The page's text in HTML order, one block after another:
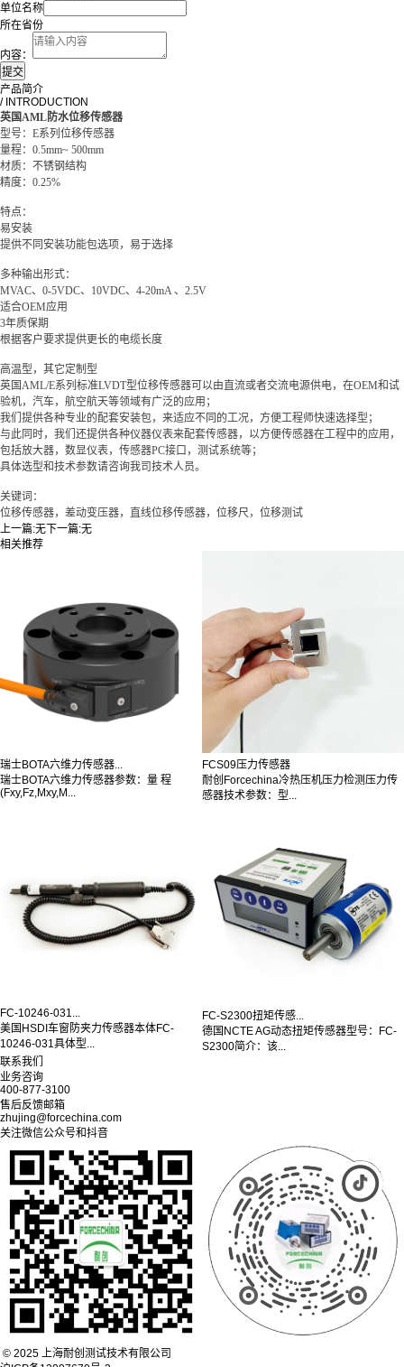
单位名称
所在省份
内容：
产品简介
/ INTRODUCTION
英国AML防水位移传感器
型号：E系列位移传感器
量程：0.5mm~ 500mm
材质：不锈钢结构
精度： 0.25%
特点：
易安装
提供不同安装功能包选项，易于选择
多种输出形式：
MVAC、0-5VDC、10VDC、4-20mA 、2.5V
适合OEM应用
3年质保期
根据客户要求提供更长的电缆长度
高温型，其它定制型
英国AML/E系列标准LVDT型位移传感器可以由直流或者交流电源供电，在OEM和试
验机，汽车，航空航天等领域有广泛的应用；
我们提供各种专业的配套安装包，来适应不同的工况，方便工程师快速选择型；
与此同时，我们还提供各种仪器仪表来配套传感器，以方便传感器在工程中的应用，
包括放大器，数显仪表，传感器PC接口，测试系统等；
具体选型和技术参数请咨询我司技术人员。
关键词：
位移传感器，差动变压器，直线位移传感器，位移尺，位移测试
上一篇:无 下一篇:无
相关推荐
瑞士BOTA六维力传感器...
瑞士BOTA六维力传感器参数：量 程
(Fxy,Fz,Mxy,M...
FCS09压力传感器
耐创Forcechina冷热压机压力检测压力传
感器技术参数：型...
FC-10246-031...
美国HSDI车窗防夹力传感器本体FC-
10246-031具体型...
FC-S2300扭矩传感...
德国NCTE AG动态扭矩传感器型号：FC-
S2300简介：该...
联系我们
业务咨询
400-877-3100
售后反馈邮箱
zhujing@forcechina.com
关注微信公众号和抖音
© 2025 上海耐创测试技术有限公司